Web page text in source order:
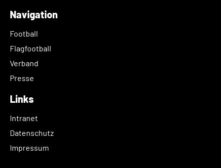
Navigation
Football
Flagfootball
Verband
Presse
Links
Intranet
Datenschutz
Impressum